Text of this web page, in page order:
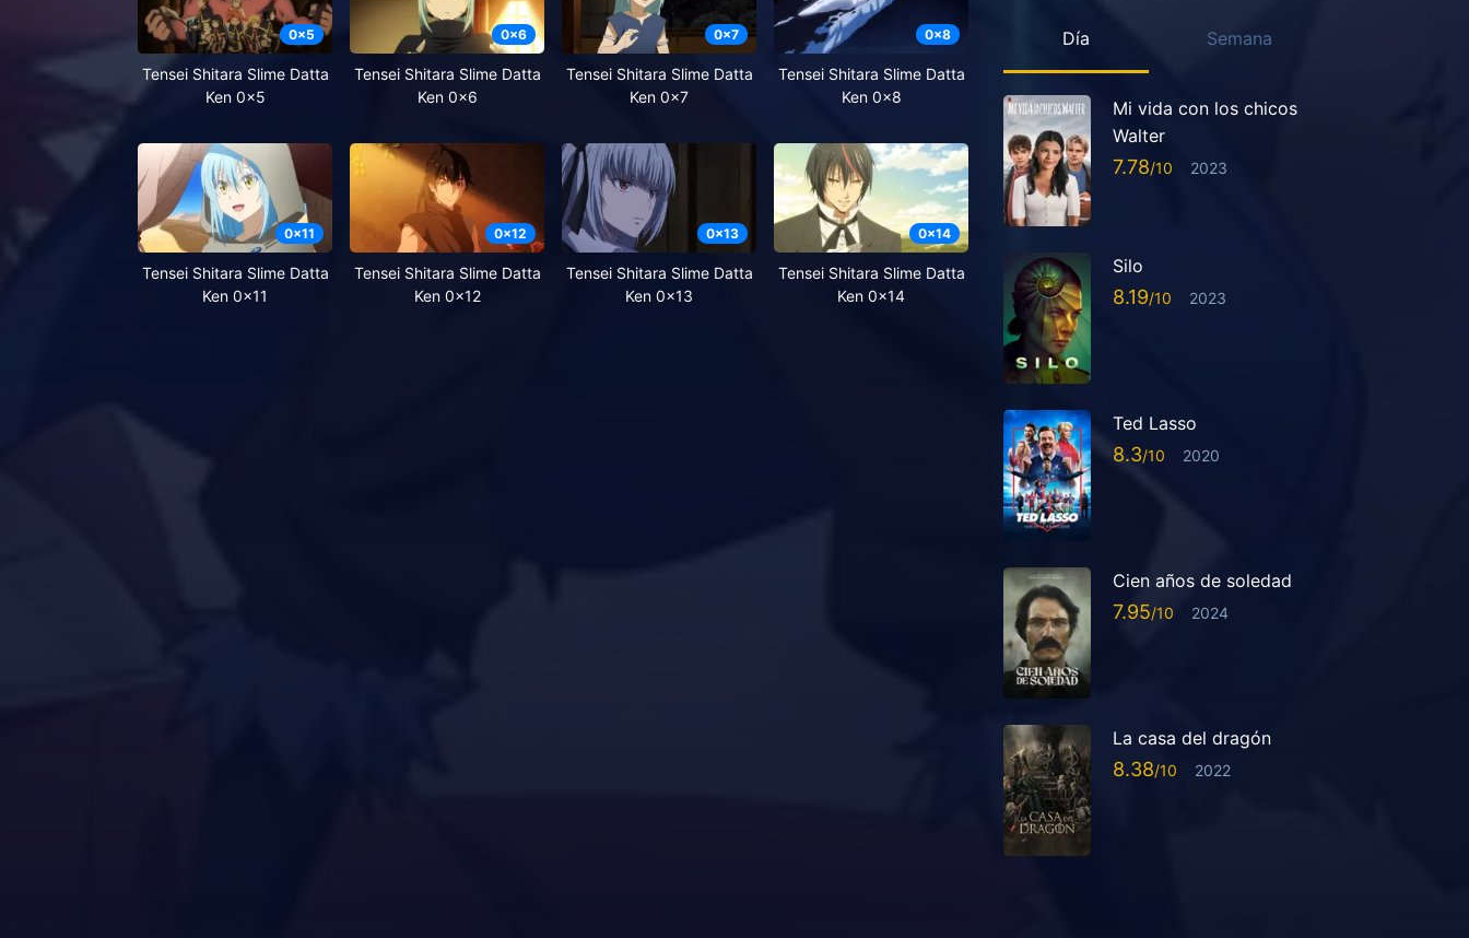
0x5
Tensei Shitara Slime Datta
Ken 0x5
0x6
Tensei Shitara Slime Datta
Ken 0x6
0x7
Tensei Shitara Slime Datta
Ken 0x7
0x8
Tensei Shitara Slime Datta
Ken 0x8
0x11
Tensei Shitara Slime Datta
Ken 0x11
0x12
Tensei Shitara Slime Datta
Ken 0x12
0x13
Tensei Shitara Slime Datta
Ken 0x13
0x14
Tensei Shitara Slime Datta
Ken 0x14
Día Semana
Mi vida con los chicos
Walter
7.78 2023
Silo
8.19 2023
Ted Lasso
8.3 2020
Cien años de soledad
7.95 2024
La casa del dragón
8.38 2022